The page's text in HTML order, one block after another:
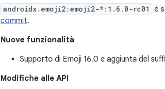
androidx.emoji2:emoji2-*:1.6.0-rc01 è
commit.
Nuove funzionalità
Supporto di Emoji 16.0 e aggiunta del
Modifiche alle API